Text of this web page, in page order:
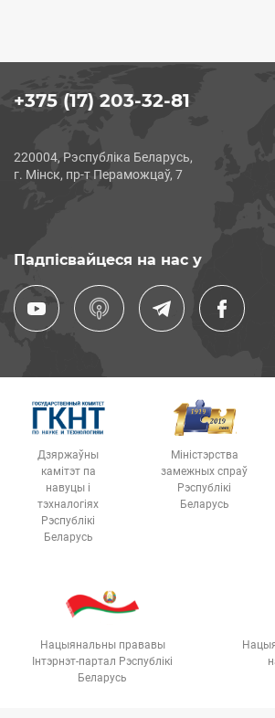
+375 (17) 203-32-81
220004, Рэспубліка Беларусь,
г. Мінск, пр-т Пераможцаў, 7
Падпісвайцеся на нас у
Дзяржаўны
камітэт па
навуцы і
тэхналогіях
Рэспублікі
Беларусь
Міністэрства
замежных спраў
Рэспублікі
Беларусь
Нацыянальны прававы
Інтэрнэт-партал Рэспублікі
Беларусь